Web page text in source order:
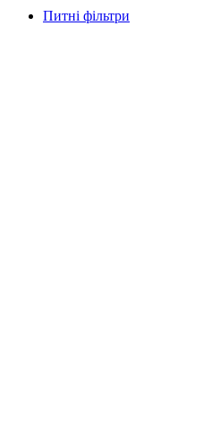
Питні фільтри